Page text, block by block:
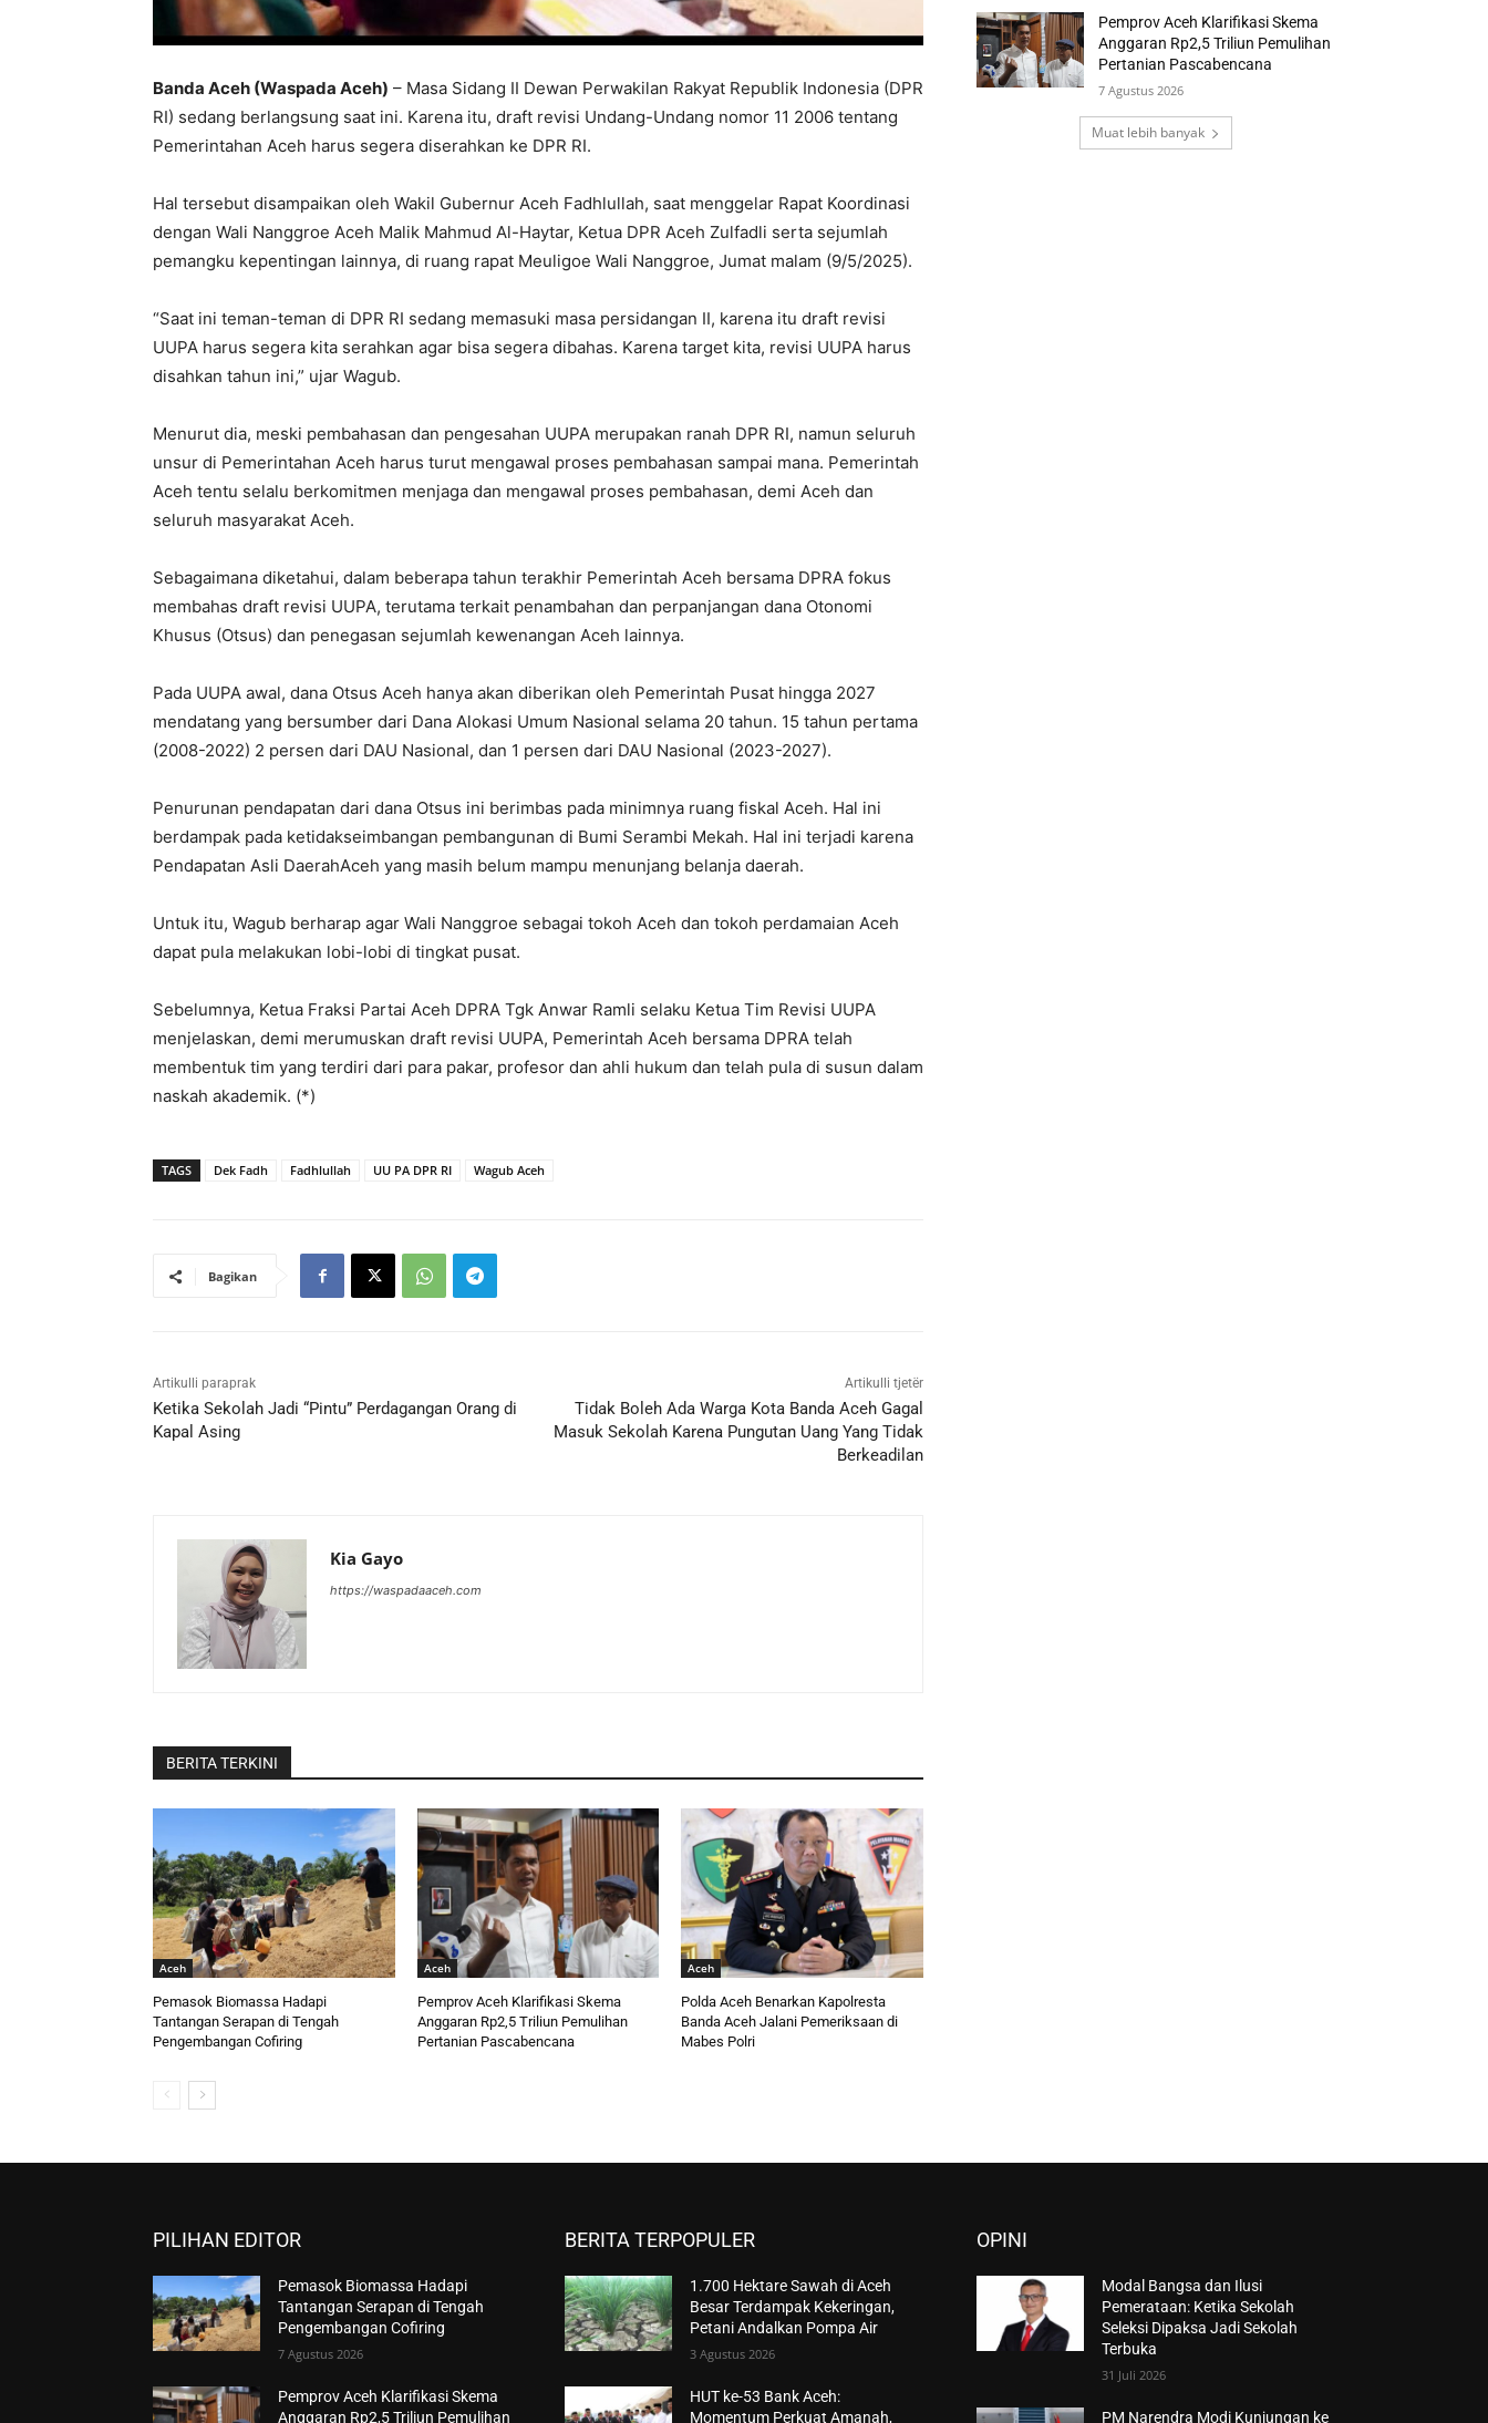
Banda Aceh (Waspada Aceh) – Masa Sidang II Dewan Perwakilan Rakyat Republik Indonesia (DPR
RI) sedang berlangsung saat ini. Karena itu, draft revisi Undang-Undang nomor 11 2006 tentang
Pemerintahan Aceh harus segera diserahkan ke DPR RI.
Hal tersebut disampaikan oleh Wakil Gubernur Aceh Fadhlullah, saat menggelar Rapat Koordinasi
dengan Wali Nanggroe Aceh Malik Mahmud Al-Haytar, Ketua DPR Aceh Zulfadli serta sejumlah
pemangku kepentingan lainnya, di ruang rapat Meuligoe Wali Nanggroe, Jumat malam (9/5/2025).
“Saat ini teman-teman di DPR RI sedang memasuki masa persidangan II, karena itu draft revisi
UUPA harus segera kita serahkan agar bisa segera dibahas. Karena target kita, revisi UUPA harus
disahkan tahun ini,” ujar Wagub.
Menurut dia, meski pembahasan dan pengesahan UUPA merupakan ranah DPR RI, namun seluruh
unsur di Pemerintahan Aceh harus turut mengawal proses pembahasan sampai mana. Pemerintah
Aceh tentu selalu berkomitmen menjaga dan mengawal proses pembahasan, demi Aceh dan
seluruh masyarakat Aceh.
Sebagaimana diketahui, dalam beberapa tahun terakhir Pemerintah Aceh bersama DPRA fokus
membahas draft revisi UUPA, terutama terkait penambahan dan perpanjangan dana Otonomi
Khusus (Otsus) dan penegasan sejumlah kewenangan Aceh lainnya.
Pada UUPA awal, dana Otsus Aceh hanya akan diberikan oleh Pemerintah Pusat hingga 2027
mendatang yang bersumber dari Dana Alokasi Umum Nasional selama 20 tahun. 15 tahun pertama
(2008-2022) 2 persen dari DAU Nasional, dan 1 persen dari DAU Nasional (2023-2027).
Penurunan pendapatan dari dana Otsus ini berimbas pada minimnya ruang fiskal Aceh. Hal ini
berdampak pada ketidakseimbangan pembangunan di Bumi Serambi Mekah. Hal ini terjadi karena
Pendapatan Asli DaerahAceh yang masih belum mampu menunjang belanja daerah.
Untuk itu, Wagub berharap agar Wali Nanggroe sebagai tokoh Aceh dan tokoh perdamaian Aceh
dapat pula melakukan lobi-lobi di tingkat pusat.
Sebelumnya, Ketua Fraksi Partai Aceh DPRA Tgk Anwar Ramli selaku Ketua Tim Revisi UUPA
menjelaskan, demi merumuskan draft revisi UUPA, Pemerintah Aceh bersama DPRA telah
membentuk tim yang terdiri dari para pakar, profesor dan ahli hukum dan telah pula di susun dalam
naskah akademik. (*)
TAGS Dek Fadh Fadhlullah UU PA DPR RI Wagub Aceh
Bagikan
Artikulli paraprak
Ketika Sekolah Jadi “Pintu” Perdagangan Orang di
Kapal Asing
Artikulli tjetër
Tidak Boleh Ada Warga Kota Banda Aceh Gagal
Masuk Sekolah Karena Pungutan Uang Yang Tidak
Berkeadilan
Kia Gayo
https://waspadaaceh.com
BERITA TERKINI
Aceh
Pemasok Biomassa Hadapi
Tantangan Serapan di Tengah
Pengembangan Cofiring
Aceh
Pemprov Aceh Klarifikasi Skema
Anggaran Rp2,5 Triliun Pemulihan
Pertanian Pascabencana
Aceh
Polda Aceh Benarkan Kapolresta
Banda Aceh Jalani Pemeriksaan di
Mabes Polri
Pemprov Aceh Klarifikasi Skema
Anggaran Rp2,5 Triliun Pemulihan
Pertanian Pascabencana
7 Agustus 2026
Muat lebih banyak
PILIHAN EDITOR
Pemasok Biomassa Hadapi
Tantangan Serapan di Tengah
Pengembangan Cofiring
7 Agustus 2026
Pemprov Aceh Klarifikasi Skema
Anggaran Rp2,5 Triliun Pemulihan
BERITA TERPOPULER
1.700 Hektare Sawah di Aceh
Besar Terdampak Kekeringan,
Petani Andalkan Pompa Air
3 Agustus 2026
HUT ke-53 Bank Aceh:
Momentum Perkuat Amanah,
OPINI
Modal Bangsa dan Ilusi
Pemerataan: Ketika Sekolah
Seleksi Dipaksa Jadi Sekolah
Terbuka
31 Juli 2026
PM Narendra Modi Kunjungan ke